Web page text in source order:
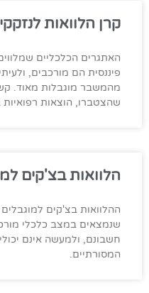
קרן הלוואות
האתגרים הכלכליים
פיננסית הם מורכבים,
מהמשבר מוגבלות מאוד.
שהצטברו, הוצאות רפואיות
הלוואות בצ'קים
ההלוואות בצ'קים
שנמצאים במצב כלכלי
חשבונם, ולמעשה אינם
המסורתיים.